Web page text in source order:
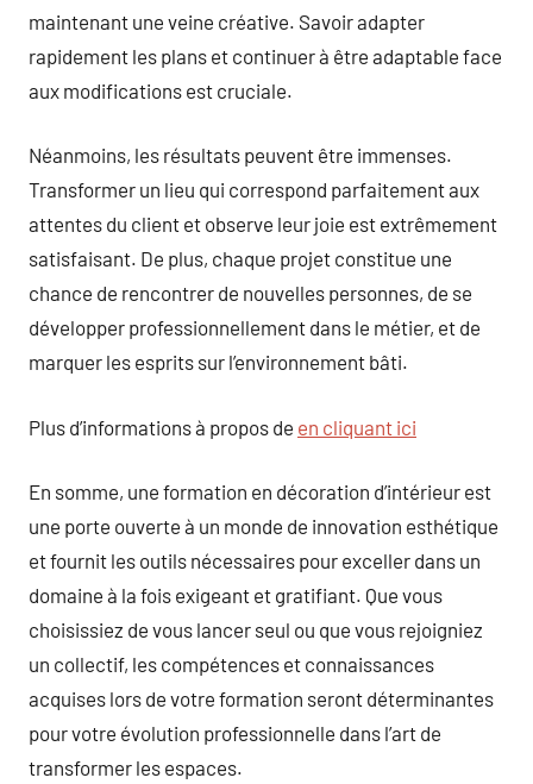
maintenant une veine créative. Savoir adapter
rapidement les plans et continuer à être adaptable face
aux modifications est cruciale.
Néanmoins, les résultats peuvent être immenses.
Transformer un lieu qui correspond parfaitement aux
attentes du client et observe leur joie est extrêmement
satisfaisant. De plus, chaque projet constitue une
chance de rencontrer de nouvelles personnes, de se
développer professionnellement dans le métier, et de
marquer les esprits sur l’environnement bâti.
Plus d’informations à propos de en cliquant ici
En somme, une formation en décoration d’intérieur est
une porte ouverte à un monde de innovation esthétique
et fournit les outils nécessaires pour exceller dans un
domaine à la fois exigeant et gratifiant. Que vous
choisissiez de vous lancer seul ou que vous rejoigniez
un collectif, les compétences et connaissances
acquises lors de votre formation seront déterminantes
pour votre évolution professionnelle dans l’art de
transformer les espaces.